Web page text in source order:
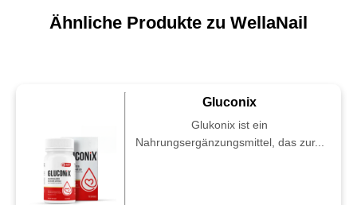
Ähnliche Produkte zu WellaNail
Gluconix
Glukonix ist ein
Nahrungsergänzungsmittel, das zur...